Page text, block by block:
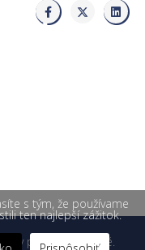
práva vyhradené.
s tým, že používame
ten najlepší zážitok.